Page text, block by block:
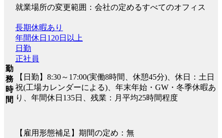
就業場所の変更範囲：会社の定めるすべてのオフィス
勤
務
時
間
長期休暇あり
年間休日120日以上
日勤
正社員
【日勤】8:30～17:00(実働8時間、休憩45分)、休日：土日
祝(工場カレンダーによる)、年末年始・GW・冬季休暇あ
り、年間休日135日、残業：月平均25時間程度
【雇用形態補足】期間の定め：無